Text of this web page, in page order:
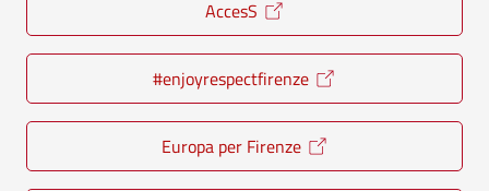
AccesS
#enjoyrespectfirenze
Europa per Firenze